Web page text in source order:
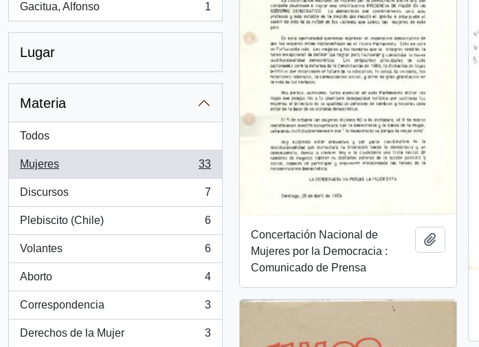
Gacitua, Alfonso
, 1 resultados
1
Lugar
Materia
Todos
Mujeres
, 33 resultados
33
Discursos
, 7 resultados
7
Plebiscito (Chile)
, 6 resultados
6
Volantes
, 6 resultados
6
Aborto
, 4 resultados
4
Correspondencia
, 3 resultados
3
Derechos de la Mujer
, 3 resultados
3
Concertación Nacional de
Mujeres por la Democracia :
Comunicado de Prensa